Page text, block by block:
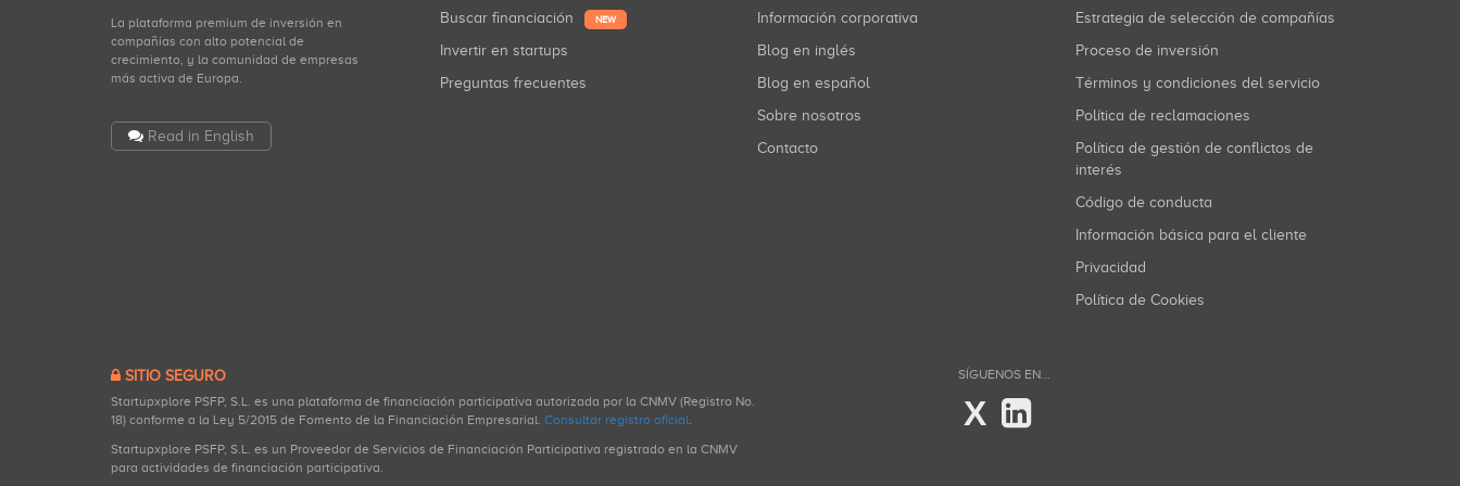
La plataforma premium de inversión en
compañías con alto potencial de
crecimiento, y la comunidad de empresas
más activa de Europa.
Read in English
Buscar financiación NEW
Invertir en startups
Preguntas frecuentes
Información corporativa
Blog en inglés
Blog en español
Sobre nosotros
Contacto
Estrategia de selección de compañías
Proceso de inversión
Términos y condiciones del servicio
Política de reclamaciones
Política de gestión de conflictos de
interés
Código de conducta
Información básica para el cliente
Privacidad
Política de Cookies
SITIO SEGURO
Startupxplore PSFP, S.L. es una plataforma de financiación participativa autorizada por la CNMV (Registro No.
18) conforme a la Ley 5/2015 de Fomento de la Financiación Empresarial. Consultar registro oficial.
Startupxplore PSFP, S.L. es un Proveedor de Servicios de Financiación Participativa registrado en la CNMV
para actividades de financiación participativa.
SÍGUENOS EN...
X